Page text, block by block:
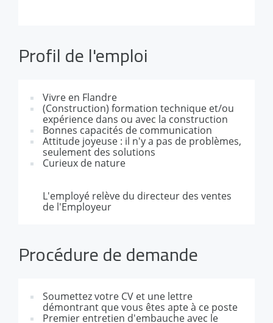
Profil de l'emploi
Vivre en Flandre
(Construction) formation technique et/ou
expérience dans ou avec la construction
Bonnes capacités de communication
Attitude joyeuse : il n'y a pas de problèmes,
seulement des solutions
Curieux de nature
L'employé relève du directeur des ventes
de l'Employeur
Procédure de demande
Soumettez votre CV et une lettre
démontrant que vous êtes apte à ce poste
Premier entretien d'embauche avec le